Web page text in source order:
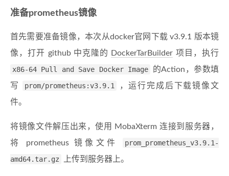
准备prometheus镜像
首先需要准备镜像，本次从docker官网下载 v3.9.1 版本镜
像，打开 github 中克隆的
DockerTarBuilder 项目，执行
x86-64 Pull and Save Docker Image
的Action，参数填
写
prom/prometheus:v3.9.1
，运行完成后下载镜像文
件。
将镜像文件解压出来，使用 MobaXterm 连接到服务器，
将 prometheus 镜像文件
prom_prometheus_v3.9.1-
amd64.tar.gz
上传到服务器上。